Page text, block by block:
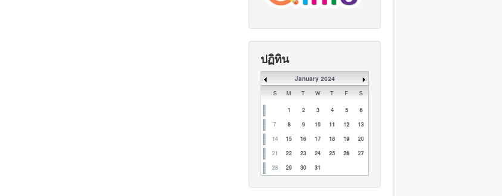
ปฏิทิน
January 2024
S M T W T F S
1 2 3 4 5
6
7
8 9 10 11 12
13
14
15 16 17 18 19
20
21
22 23 24 25 26
27
28
29 30 31